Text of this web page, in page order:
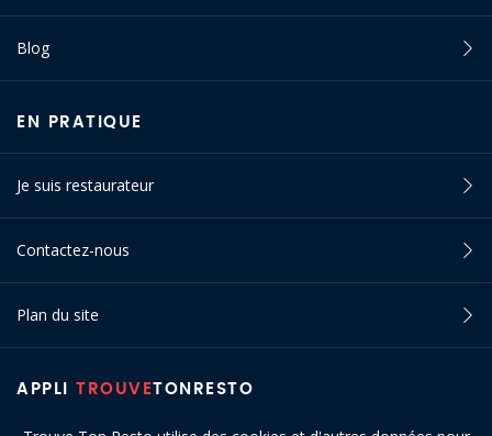
APPLI TROUVETONRESTO
Blog
EN PRATIQUE
Je suis restaurateur
Contactez-nous
Plan du site